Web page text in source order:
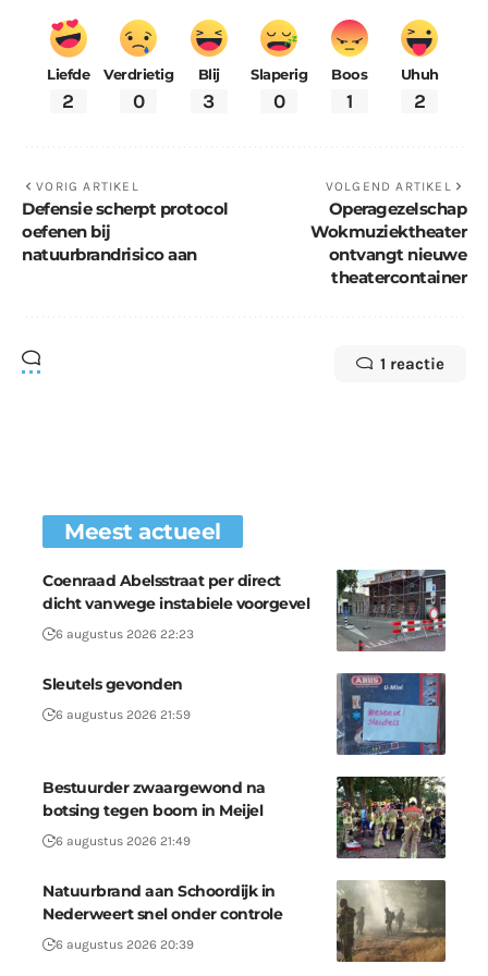
Liefde
2
Verdrietig
0
Blij
3
Slaperig
0
Boos
1
Uhuh
2
VORIG ARTIKEL
Defensie scherpt protocol
oefenen bij
natuurbrandrisico aan
VOLGEND ARTIKEL
Operagezelschap
Wokmuziektheater
ontvangt nieuwe
theatercontainer
1 reactie
Meest actueel
Coenraad Abelsstraat per direct
dicht vanwege instabiele voorgevel
6 augustus 2026 22:23
Sleutels gevonden
6 augustus 2026 21:59
Bestuurder zwaargewond na
botsing tegen boom in Meijel
6 augustus 2026 21:49
Natuurbrand aan Schoordijk in
Nederweert snel onder controle
6 augustus 2026 20:39